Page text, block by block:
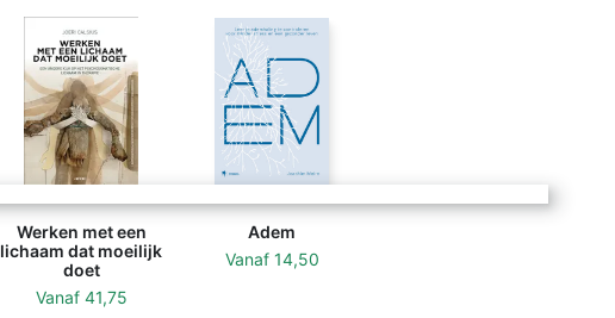
Werken met een
lichaam dat moeilijk
doet
Vanaf 41,75
Adem
Vanaf 14,50